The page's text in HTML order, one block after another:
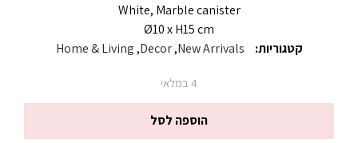
White, Marble canister
Ø10 x H15 cm
קטגוריות:
New Arrivals
,
Decor
,
Home & Living
4 במלאי
הוספה לסל